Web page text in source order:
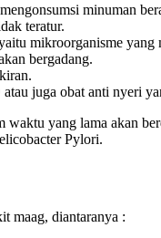
minuman
teratur.
mikroorganisme
bergadang.
juga obat anti nyeri
waktu yang lama akan
Pylori.
maag, diantaranya :